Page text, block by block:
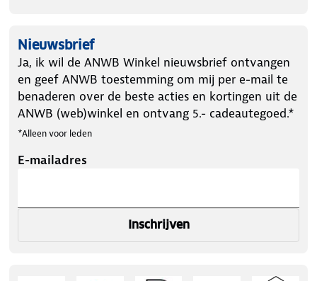
Nieuwsbrief
Ja, ik wil de ANWB Winkel nieuwsbrief ontvangen
en geef ANWB toestemming om mij per e-mail te
benaderen over de beste acties en kortingen uit de
ANWB (web)winkel en ontvang 5.- cadeautegoed.*
*Alleen voor leden
E-mailadres
Inschrijven